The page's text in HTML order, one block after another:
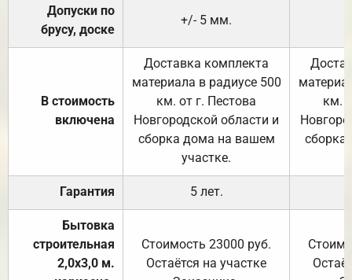
Допуски по
брусу, доске
+/- 5 мм.
В стоимость
включена
Доставка комплекта
материала в радиусе 500
км. от г. Пестова
Новгородской области и
сборка дома на вашем
участке.
км.
Гарантия 5 лет.
Бытовка
строительная
2,0х3,0 м.
Стоимость 23000 руб.
Остаётся на участке